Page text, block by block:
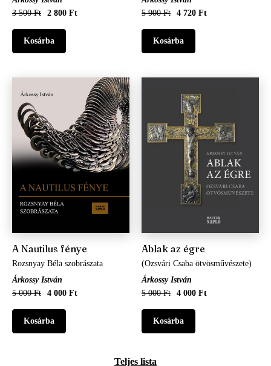
3 500 Ft
2 800 Ft
5 900 Ft
4 720 Ft
A Nautilus fénye
Rozsnyay Béla szobrászata
Árkossy István
5 000 Ft
4 000 Ft
Ablak az égre
(Ozsvári Csaba ötvösművészete)
Árkossy István
5 000 Ft
4 000 Ft
Teljes lista